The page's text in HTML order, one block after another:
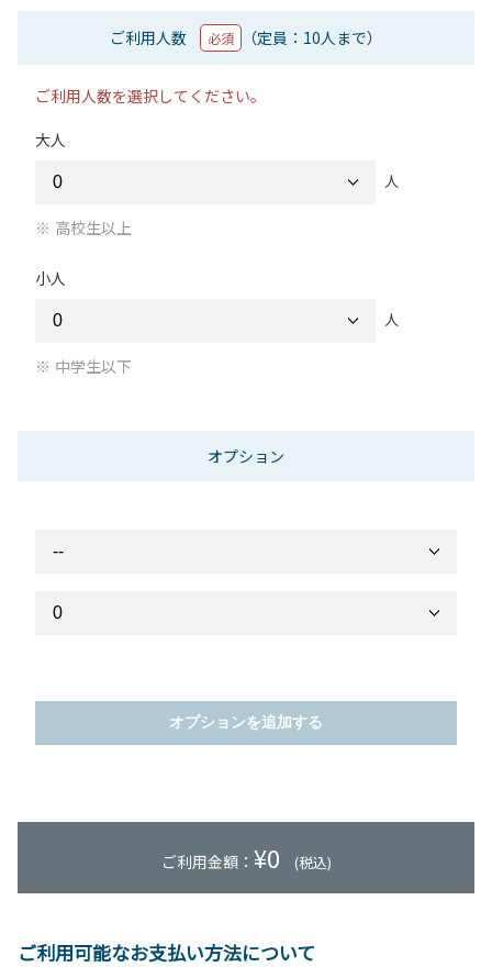
ご利用人数 必須 （定員：10人まで）
ご利用人数を選択してください。
大人
人
高校生以上
小人
人
中学生以下
オプション
オプションを追加する
ご利用金額： ¥0 (税込)
ご利用可能なお支払い方法について